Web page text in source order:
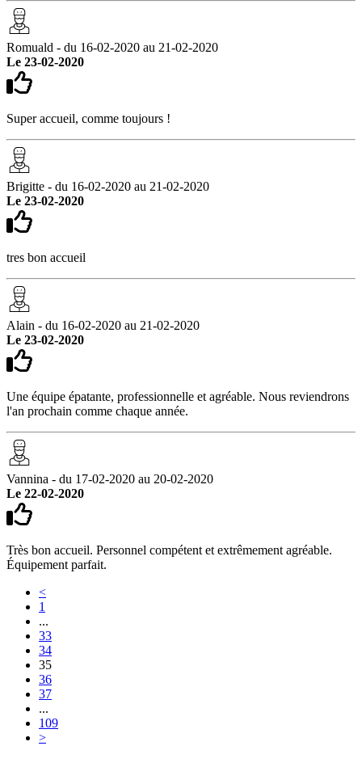
Romuald - du 16-02-2020 au 21-02-2020
Le 23-02-2020
Super accueil, comme toujours !
Brigitte - du 16-02-2020 au 21-02-2020
Le 23-02-2020
tres bon accueil
Alain - du 16-02-2020 au 21-02-2020
Le 23-02-2020
Une équipe épatante, professionnelle et agréable. Nous reviendrons
l'an prochain comme chaque année.
Vannina - du 17-02-2020 au 20-02-2020
Le 22-02-2020
Très bon accueil. Personnel compétent et extrêmement agréable.
Équipement parfait.
<
1
...
33
34
35
36
37
...
109
>